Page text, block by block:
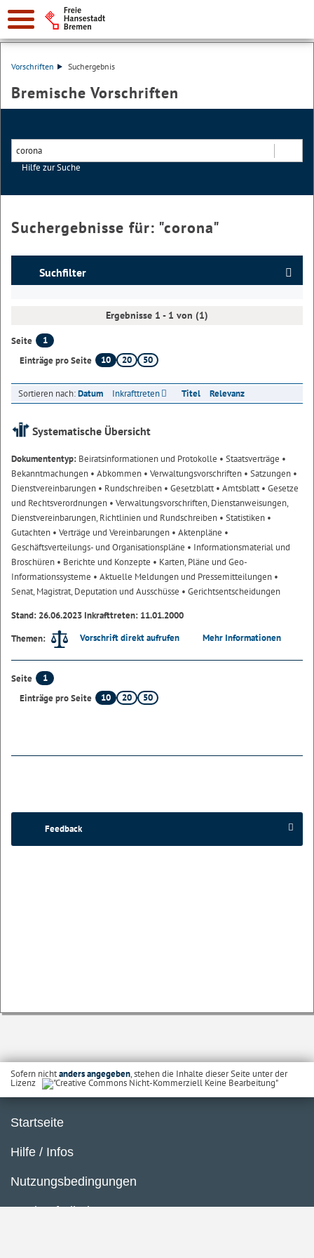
Vorschriften Suchergebnis
Bremische Vorschriften
Hilfe zur Suche
Suchergebnisse für: "corona"
Suchfilter
Ergebnisse 1 - 1 von (1)
Seite
1
Einträge pro Seite
10 20 50
Sortieren nach:Datum Inkrafttreten Titel Relevanz
Systematische Übersicht
Dokumententyp: Beiratsinformationen und Protokolle • Staatsverträge •
Bekanntmachungen • Abkommen • Verwaltungsvorschriften • Satzungen •
Dienstvereinbarungen • Rundschreiben • Gesetzblatt• Amtsblatt• Gesetze
und Rechtsverordnungen • Verwaltungsvorschriften, Dienstanweisungen,
Dienstvereinbarungen, Richtlinien und Rundschreiben • Statistiken •
Gutachten • Verträge und Vereinbarungen • Aktenpläne •
Geschäftsverteilungs- und Organisationspläne • Informationsmaterial und
Broschüren • Berichte und Konzepte • Karten, Pläne und Geo-
Informationssysteme • Aktuelle Meldungen und Pressemitteilungen •
Senat, Magistrat, Deputation und Ausschüsse • Gerichtsentscheidungen
Stand: 26.06.2023 Inkrafttreten: 11.01.2000
Themen:
Vorschrift direkt aufrufen Mehr Informationen
Seite
1
Einträge pro Seite
10 20 50
Feedback
Sofern nichtanders angegeben, stehen die Inhalte dieser Seite unter der
Lizenz
Startseite
Hilfe / Infos
Nutzungsbedingungen
Barrierefreiheit